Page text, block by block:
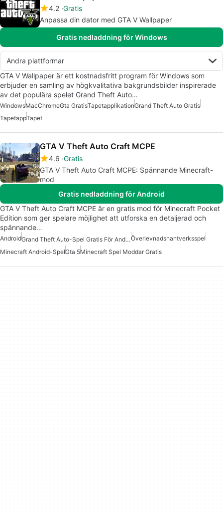
4.2 Gratis
Anpassa din dator med GTA V Wallpaper
Gratis nedladdning för Windows
Andra plattformar
GTA V Wallpaper är ett kostnadsfritt program för Windows som
erbjuder en samling av högkvalitativa bakgrundsbilder inspirerade
av det populära spelet Grand Theft Auto…
WindowsMacChromeGta GratisTapetapplikationGrand Theft Auto Gratis
TapetappTapet
GTA V Theft Auto Craft MCPE
4.6 Gratis
GTA V Theft Auto Craft MCPE: Spännande Minecraft-
mod
Gratis nedladdning för Android
GTA V Theft Auto Craft MCPE är en gratis mod för Minecraft Pocket
Edition som ger spelare möjlighet att utforska en detaljerad och
spännande…
Android Grand Theft Auto-Spel Gratis För AndroidÖverlevnadshantverksspel
Minecraft Android-SpelGta 5Minecraft Spel Moddar Gratis